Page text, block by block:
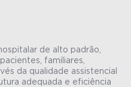
de alto padrão,
familiares,
da qualidade assistencial
adequada e eficiência